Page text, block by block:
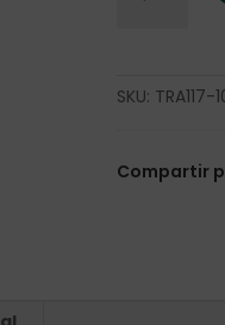
SKU: TRA117-
Compartir